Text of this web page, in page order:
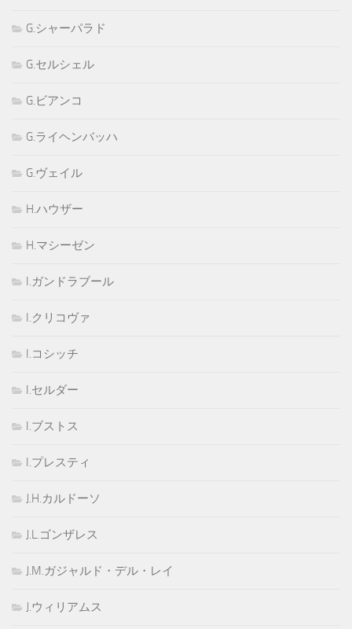
G.シャーパラド
G.セルシェル
G.ビアンコ
G.ライヘンバッハ
G.ヴェイル
H.ハウザー
H.マシーゼン
I.ガンドラブール
I.クリコヴァ
I.コシッチ
I.セルダー
I.ブストス
I.プレスティ
J.H.カルドーソ
J.L.ゴンザレス
J.M.ガジャルド・デル・レイ
J.ウィリアムス